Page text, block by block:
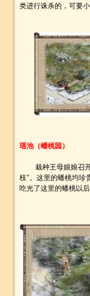
类进行诛杀的，可要
瑶池（蟠桃园）
栽种王母娘娘召开"
枝"。这里的蟠桃均珍
吃光了这里的蟠桃以